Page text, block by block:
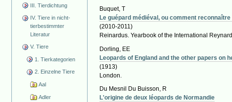
III. Tierdichtung
IV. Tiere in nicht-
tierbestimmter
Literatur
V. Tiere
1. Tierkategorien
2. Einzelne Tiere
Aal
Adler
Buquet, T
Le guépard médiéval, ou comment
(2010-2011)
Reinardus. Yearbook of the International
Dorling, EE
Leopards of England and the other papers on
(1913)
London.
Du Mesnil Du Buisson, R
L'origine de deux léopards de Normandie